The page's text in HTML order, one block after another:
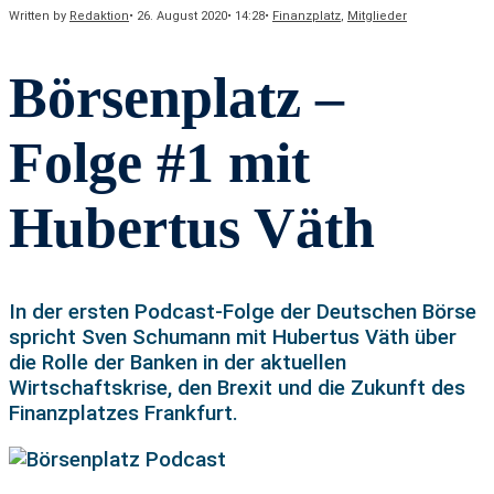
Written by Redaktion• 26. August 2020• 14:28• Finanzplatz, Mitglieder
Börsenplatz –
Folge #1 mit
Hubertus Väth
In der ersten Podcast-Folge der Deutschen Börse
spricht Sven Schumann mit Hubertus Väth über
die Rolle der Banken in der aktuellen
Wirtschaftskrise, den Brexit und die Zukunft des
Finanzplatzes Frankfurt.